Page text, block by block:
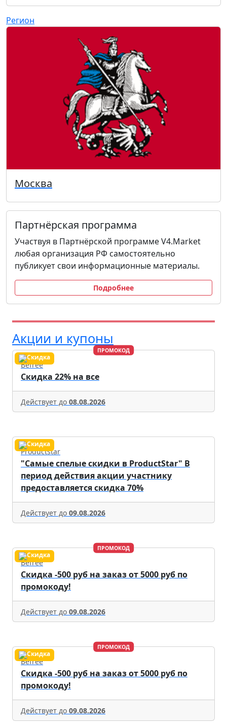
Регион
Москва
Партнёрская программа
Участвуя в Партнёрской программе V4.Market
любая организация РФ самостоятельно
публикует свои информационные материалы.
Подробнее
Акции и купоны
ПРОМОКОД
Befree
Скидка 22% на все
Действует до 08.08.2026
Productstar
"Самые спелые скидки в ProductStar" В
период действия акции участнику
предоставляется скидка 70%
Действует до 09.08.2026
ПРОМОКОД
Befree
Скидка -500 руб на заказ от 5000 руб по
промокоду!
Действует до 09.08.2026
ПРОМОКОД
Befree
Скидка -500 руб на заказ от 5000 руб по
промокоду!
Действует до 09.08.2026